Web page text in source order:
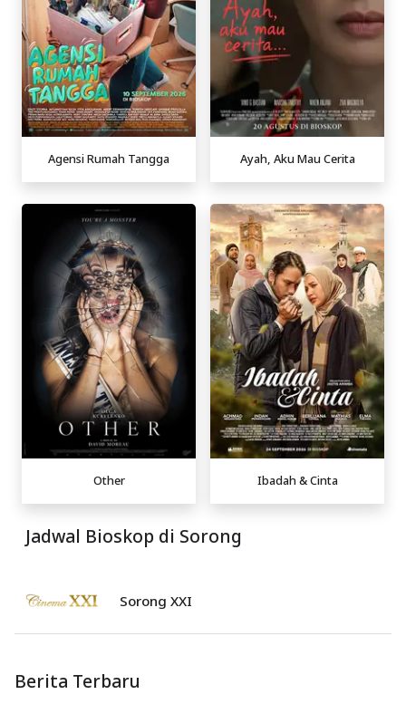
Agensi Rumah Tangga Ayah, Aku Mau Cerita
Other Ibadah & Cinta
Jadwal Bioskop di Sorong
Sorong XXI
Berita Terbaru